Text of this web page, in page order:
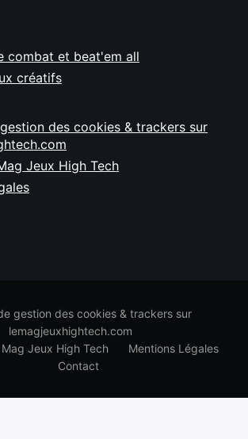
combat et beat'em all
créatifs
des cookies & trackers sur
Jeux High Tech
gestion des cookies & trackers sur
lemagjeuxhightech.com
Mag Jeux High Tech
Mentions Légales
Contact